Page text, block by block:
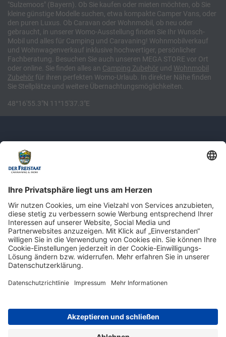
"Sulzemoos" (Bayern). Ob Sie kaufen oder mieten möchten, ob Sie
kleine günstige Modelle suchen, etwa kompakte Camper Vans, oder
den puren Luxus. Ob Caravan oder Wohnmobil, ob neu oder
gebraucht, in unserer Womo-Ausstellung finden Sie Ihr Wunsch-
Mobil und alles für Camping und Caravaning! Wohnmobilverkauf
und Wohnwagenverkauf inklusive hochwertiger, persönlicher
Fachberatung. Besuchen Sie auch unseren MEGA STORE vor Ort
oder online. Sie finden alles an Camping Zubehör und Wohnmobil
Zubehör für ihren perfekten Womo-Urlaub. In direkter Nähe finden
Sie Stellplätze und weitere Übernachtungsmöglichkeiten.
48°16'55.3"N 11°15'37.3"E
Newsletter: Jetzt auf
shop.derfreistaat.de anmelden und
einen 5€ Gutschein für unseren Online-
Shop erhalten!*
Impressum Datenschutz Barrierefreiheit